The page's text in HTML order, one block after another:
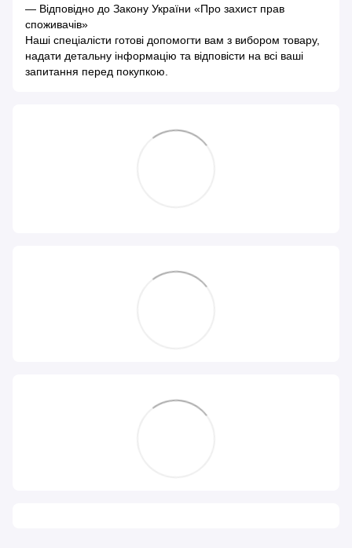
— Відповідно до Закону України «Про захист прав
споживачів»
Наші спеціалісти готові допомогти вам з вибором товару,
надати детальну інформацію та відповісти на всі ваші
запитання перед покупкою.